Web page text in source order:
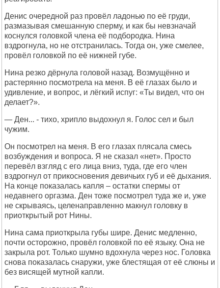
Денис очередной раз провёл ладонью по её груди,
размазывая смешанную сперму, и как бы невзначай
коснулся головкой члена её подбородка. Нина
вздрогнула, но не отстранилась. Тогда он, уже смелее,
провёл головкой по её нижней губе.
Нина резко дёрнула головой назад. Возмущённо и
растерянно посмотрела на меня. В её глазах было и
удивление, и вопрос, и лёгкий испуг: «Ты видел, что он
делает?».
— Ден... - тихо, хрипло выдохнул я. Голос сел и был
чужим.
Он посмотрел на меня. В его глазах плясала смесь
возбуждения и вопроса. Я не сказал «нет». Просто
перевёл взгляд с его лица вниз, туда, где его член
вздрогнул от прикосновения девичьих губ и её дыхания.
На конце показалась капля – остатки спермы от
недавнего оргазма. Ден тоже посмотрел туда же и, уже
не скрываясь, целенаправленно макнул головку в
приоткрытый рот Нины.
Нина сама приоткрыла губы шире. Денис медленно,
почти осторожно, провёл головкой по её языку. Она не
закрыла рот. Только шумно вдохнула через нос. Головка
снова показалась снаружи, уже блестящая от её слюны и
без висящей мутной капли.